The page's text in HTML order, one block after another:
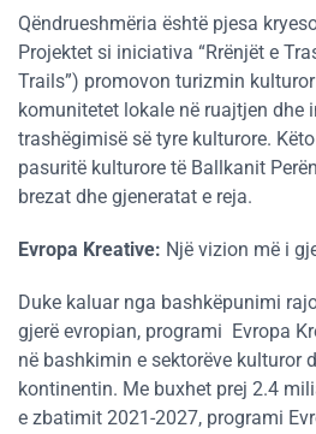
Qëndrueshmëria është pjesa
Projektet si iniciativa “Rrënjët e
Trails”) promovon turizmin
komunitetet lokale në ruajtjen dhe
trashëgimisë së tyre kulturore.
pasuritë kulturore të Ballkanit
brezat dhe gjeneratat e reja.
Evropa Kreative: Një vizion më i
Duke kaluar nga bashkëpunimi
gjerë evropian, programi Evropa
në bashkimin e sektorëve kulturor
kontinentin. Me buxhet prej 2.4
e zbatimit 2021-2027, programi